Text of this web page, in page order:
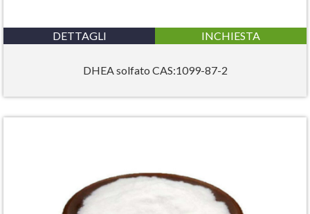
DETTAGLI INCHIESTA
DHEA solfato CAS:1099-87-2